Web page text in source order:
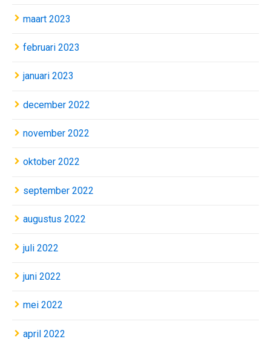
maart 2023
februari 2023
januari 2023
december 2022
november 2022
oktober 2022
september 2022
augustus 2022
juli 2022
juni 2022
mei 2022
april 2022